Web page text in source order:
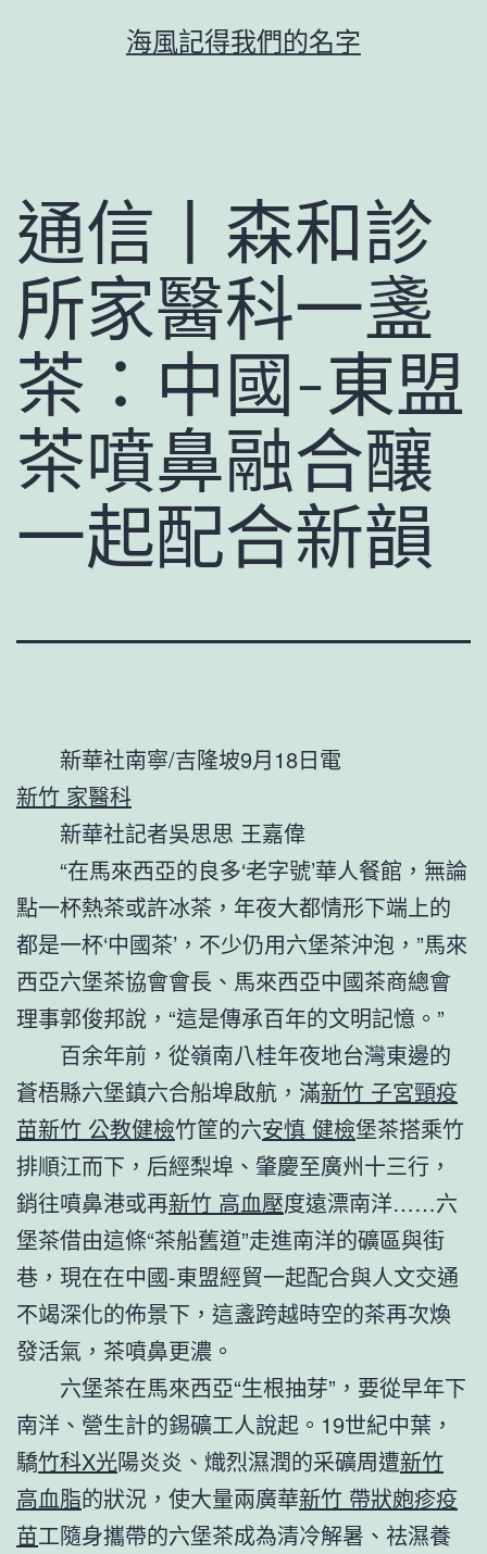
海風記得我們的名字
通信丨森和診
所家醫科一盞
茶：中國-東盟
茶噴鼻融合釀
一起配合新韻
新華社南寧/吉隆坡9月18日電
新竹 家醫科
新華社記者吳思思 王嘉偉
“在馬來西亞的良多‘老字號’華人餐館，無論
點一杯熱茶或許冰茶，年夜大都情形下端上的
都是一杯‘中國茶’，不少仍用六堡茶沖泡，”馬來
西亞六堡茶協會會長、馬來西亞中國茶商總會
理事郭俊邦說，“這是傳承百年的文明記憶。”
百余年前，從嶺南八桂年夜地台灣東邊的
蒼梧縣六堡鎮六合船埠啟航，滿新竹 子宮頸疫
苗新竹 公教健檢竹筐的六安慎 健檢堡茶搭乘竹
排順江而下，后經梨埠、肇慶至廣州十三行，
銷往噴鼻港或再新竹 高血壓度遠漂南洋……六
堡茶借由這條“茶船舊道”走進南洋的礦區與街
巷，現在在中國-東盟經貿一起配合與人文交通
不竭深化的佈景下，這盞跨越時空的茶再次煥
發活氣，茶噴鼻更濃。
六堡茶在馬來西亞“生根抽芽”，要從早年下
南洋、營生計的錫礦工人說起。19世紀中葉，
驕竹科X光陽炎炎、熾烈濕潤的采礦周遭新竹
高血脂的狀況，使大量兩廣華新竹 帶狀皰疹疫
苗工隨身攜帶的六堡茶成為清冷解暑、祛濕養